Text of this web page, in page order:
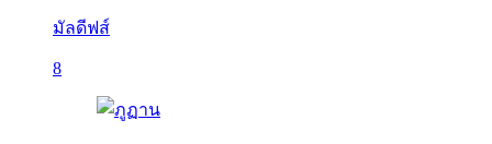
มัลดีฟส์
8